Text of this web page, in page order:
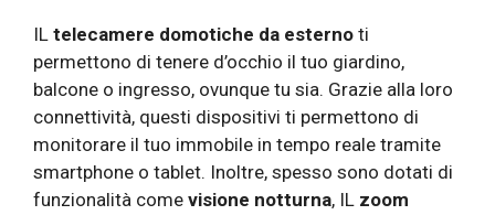
IL telecamere domotiche da esterno ti
permettono di tenere d’occhio il tuo giardino,
balcone o ingresso, ovunque tu sia. Grazie alla loro
connettività, questi dispositivi ti permettono di
monitorare il tuo immobile in tempo reale tramite
smartphone o tablet. Inoltre, spesso sono dotati di
funzionalità come visione notturna, IL zoom